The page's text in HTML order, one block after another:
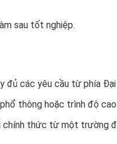
sau tốt nghiệp.
các yêu cầu từ phía
thông hoặc trình độ
thức từ một trường